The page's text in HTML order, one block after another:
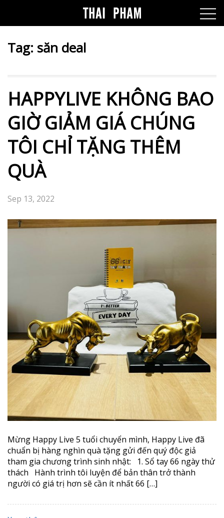
Tag: săn deal
HAPPYLIVE KHÔNG BAO
GIỜ GIẢM GIÁ CHÚNG
TÔI CHỈ TẶNG THÊM
QUÀ
Sep 13, 2022
Mừng Happy Live 5 tuổi chuyển mình, Happy Live đã
chuẩn bị hàng nghìn quà tặng gửi đến quý độc giả
tham gia chương trình sinh nhật: 1. Sổ tay 66 ngày thử
thách Hành trình tôi luyện để bản thân trở thành
người có giá trị hơn sẽ cần ít nhất 66 […]